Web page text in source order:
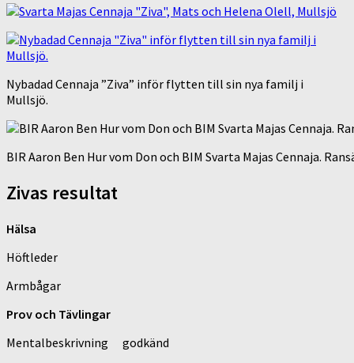
Nybadad Cennaja ”Ziva” inför flytten till sin nya familj i
Mullsjö.
BIR Aaron Ben Hur vom Don och BIM Svarta Majas Cennaja.
Zivas resultat
Hälsa
Höftleder
Armbågar
Prov och Tävlingar
Mentalbeskrivning godkänd